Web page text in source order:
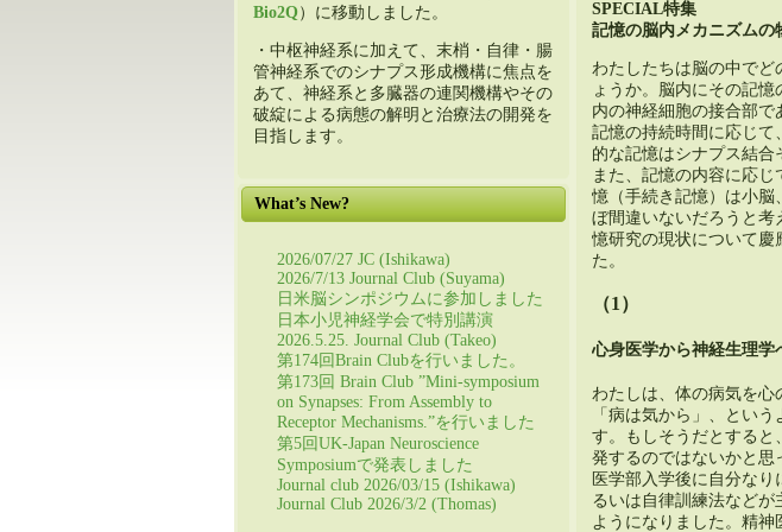
Bio2Q）に移動しました。
・中枢神経系に加えて、末梢・自律・腸
管神経系でのシナプス形成機構に焦点を
あて、神経系と多臓器の連関機構やその
破綻による病態の解明と治療法の開発を
目指します。
What’s New?
2026/07/27 JC (Ishikawa)
2026/7/13 Journal Club (Suyama)
日米脳シンポジウムに参加しました
日本小児神経学会で特別講演
2026.5.25. Journal Club (Takeo)
第174回Brain Clubを行いました。
第173回 Brain Club ”Mini-symposium
on Synapses: From Assembly to
Receptor Mechanisms.”を行いました
第5回UK-Japan Neuroscience
Symposiumで発表しました
Journal club 2026/03/15 (Ishikawa)
Journal Club 2026/3/2 (Thomas)
SPECIAL特集
記憶の脳内メカニズムの
わたしたちは脳の中でど
ょうか。脳内にその記
内の神経細胞の接合部で
記憶の持続時間に応じて
的な記憶はシナプス結合
また、記憶の内容に応
憶（手続き記憶）は小脳
ぼ間違いないだろうと考
憶研究の現状について慶
た。
（1）
心身医学から神経生理学
わたしは、体の病気を心
「病は気から」、とい
す。もしそうだとすると
発するのではないかと思
医学部入学後に自分な
るいは自律訓練法など
ようになりました。精